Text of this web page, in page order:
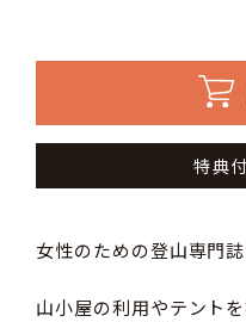
特典
女性のための登山専門誌
山小屋の利用やテント